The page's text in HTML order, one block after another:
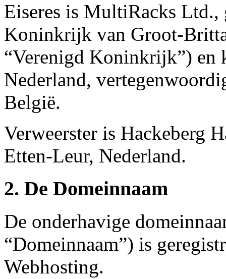
Eiseres is MultiRacks
Koninkrijk van Groot-
“Verenigd Koninkrijk”) en
Nederland,
België.
Verweerster is Hackeberg
Etten-Leur, Nederland.
2. De Domeinnaam
De onderhavige
“Domeinnaam”) is
Webhosting.